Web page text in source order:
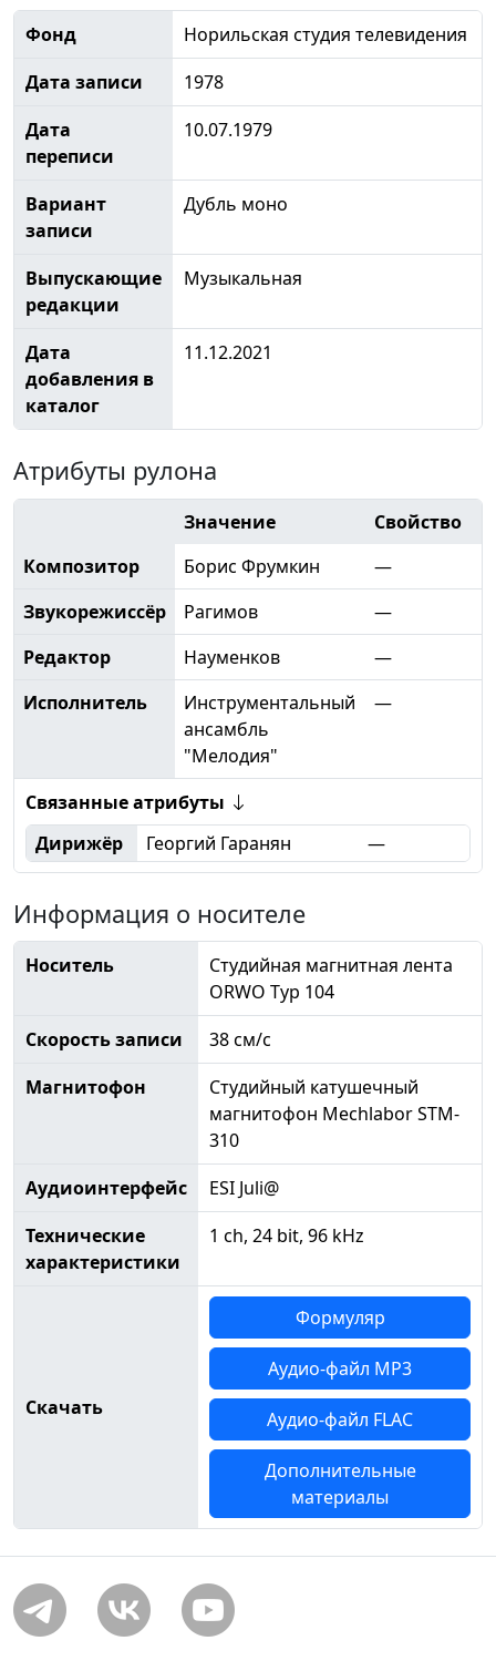
Фонд
Норильская студия телевидения
Дата записи
1978
Дата
переписи
10.07.1979
Вариант
записи
Дубль моно
Выпускающие
редакции
Музыкальная
Дата
добавления в
каталог
11.12.2021
Атрибуты рулона
Значение
Свойство
Композитор
Борис Фрумкин
—
Звукорежиссёр
Рагимов
—
Редактор
Науменков
—
Исполнитель
Инструментальный
ансамбль
"Мелодия"
—
Связанные атрибуты
Дирижёр
Георгий Гаранян —
Информация о носителе
Носитель
Студийная магнитная лента
ORWO Typ 104
Скорость записи
38 см/с
Магнитофон
Студийный катушечный
магнитофон Mechlabor STM-
310
Аудиоинтерфейс
ESI Juli@
Технические
характеристики
1 ch, 24 bit, 96 kHz
Скачать
Формуляр
Аудио-файл MP3
Аудио-файл FLAC
Дополнительные
материалы